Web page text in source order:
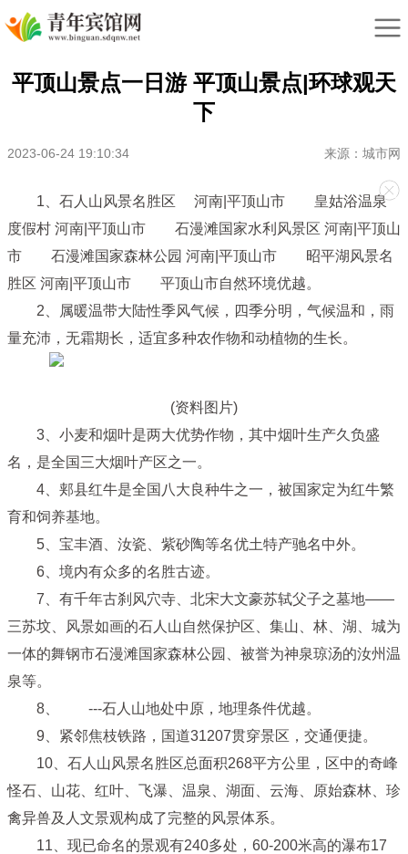
平顶山景点一日游 平顶山景点|环球观天
下
2023-06-24 19:10:34 来源：城市网
1、石人山风景名胜区 河南|平顶山市 皇姑浴温泉
度假村 河南|平顶山市 石漫滩国家水利风景区 河南|平顶山
市 石漫滩国家森林公园 河南|平顶山市 昭平湖风景名
胜区 河南|平顶山市 平顶山市自然环境优越。
2、属暖温带大陆性季风气候，四季分明，气候温和，雨
量充沛，无霜期长，适宜多种农作物和动植物的生长。
(资料图片)
3、小麦和烟叶是两大优势作物，其中烟叶生产久负盛
名，是全国三大烟叶产区之一。
4、郏县红牛是全国八大良种牛之一，被国家定为红牛繁
育和饲养基地。
5、宝丰酒、汝瓷、紫砂陶等名优土特产驰名中外。
6、境内有众多的名胜古迹。
7、有千年古刹风穴寺、北宋大文豪苏轼父子之墓地——
三苏坟、风景如画的石人山自然保护区、集山、林、湖、城为
一体的舞钢市石漫滩国家森林公园、被誉为神泉琼汤的汝州温
泉等。
8、 ---石人山地处中原，地理条件优越。
9、紧邻焦枝铁路，国道31207贯穿景区，交通便捷。
10、石人山风景名胜区总面积268平方公里，区中的奇峰
怪石、山花、红叶、飞瀑、温泉、湖面、云海、原始森林、珍
禽异兽及人文景观构成了完整的风景体系。
11、现已命名的景观有240多处，60-200米高的瀑布17